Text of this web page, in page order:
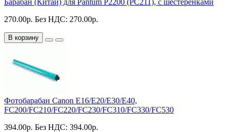
270.00р. Без НДС: 270.00р.
В корзину
Фотобарабан Canon E16/E20/E30/E40,
FC200/FC210/FC220/FC230/FC310/FC330/FC530
394.00р. Без НДС: 394.00р.